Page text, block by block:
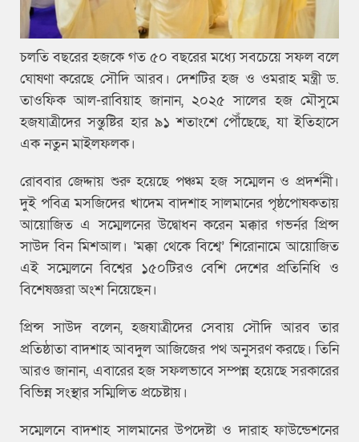
চলতি বছরের হজকে গত ৫০ বছরের মধ্যে সবচেয়ে সফল বলে
ঘোষণা করেছে সৌদি আরব। দেশটির হজ ও ওমরাহ মন্ত্রী ড.
তাওফিক আল-রাবিয়াহ জানান, ২০২৫ সালের হজ মৌসুমে
হজযাত্রীদের সন্তুষ্টির হার ৯১ শতাংশে পৌঁছেছে, যা ইতিহাসে
এক নতুন মাইলফলক।
রোববার জেদ্দায় শুরু হয়েছে পঞ্চম হজ সম্মেলন ও প্রদর্শনী।
দুই পবিত্র মসজিদের খাদেম বাদশাহ সালমানের পৃষ্ঠপোষকতায়
আয়োজিত এ সম্মেলনের উদ্বোধন করেন মক্কার গভর্নর প্রিন্স
সাউদ বিন মিশআল। ‘মক্কা থেকে বিশ্বে’ শিরোনামে আয়োজিত
এই সম্মেলনে বিশ্বের ১৫০টিরও বেশি দেশের প্রতিনিধি ও
বিশেষজ্ঞরা অংশ নিয়েছেন।
প্রিন্স সাউদ বলেন, হজযাত্রীদের সেবায় সৌদি আরব তার
প্রতিষ্ঠাতা বাদশাহ আবদুল আজিজের পথ অনুসরণ করছে। তিনি
আরও জানান, এবারের হজ সফলভাবে সম্পন্ন হয়েছে সরকারের
বিভিন্ন সংস্থার সম্মিলিত প্রচেষ্টায়।
সম্মেলনে বাদশাহ সালমানের উপদেষ্টা ও দারাহ ফাউন্ডেশনের